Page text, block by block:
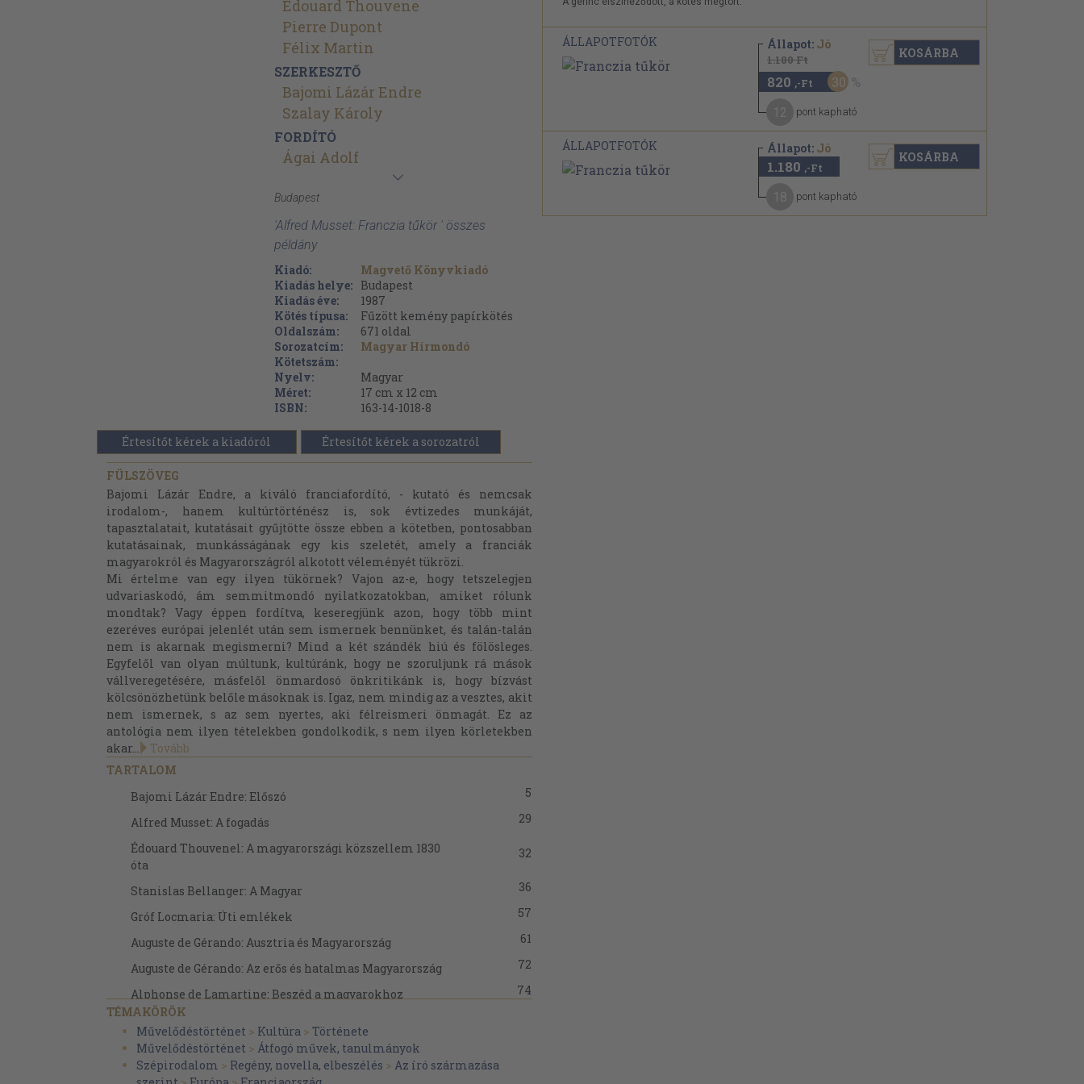
Édouard Thouvene
Pierre Dupont
Félix Martin
SZERKESZTŐ
Bajomi Lázár Endre
Szalay Károly
FORDÍTÓ
Ágai Adolf
Budapest
'Alfred Musset: Franczia tűkör ' összes
példány
Kiadó:
Magvető Könyvkiadó
Kiadás helye: Budapest
Kiadás éve:
1987
Kötés típusa:
Fűzött kemény papírkötés
Oldalszám:
671 oldal
Sorozatcím:
Magyar Hírmondó
Kötetszám:
Nyelv:
Magyar
Méret:
17 cm x 12 cm
ISBN:
163-14-1018-8
Értesítőt kérek a kiadóról Értesítőt kérek a sorozatról
FÜLSZÖVEG
Bajomi Lázár Endre, a kiváló franciafordító, - kutató és nemcsak
irodalom-, hanem kultúrtörténész is, sok évtizedes munkáját,
tapasztalatait, kutatásait gyűjtötte össze ebben a kötetben, pontosabban
kutatásainak, munkásságának egy kis szeletét, amely a franciák
magyarokról és Magyarországról alkotott véleményét tükrözi.
Mi értelme van egy ilyen tükörnek? Vajon az-e, hogy tetszelegjen
udvariaskodó, ám semmitmondó nyilatkozatokban, amiket rólunk
mondtak? Vagy éppen fordítva, keseregjünk azon, hogy több mint
ezeréves európai jelenlét után sem ismernek bennünket, és talán-talán
nem is akarnak megismerni? Mind a két szándék hiú és fölösleges.
Egyfelől van olyan múltunk, kultúránk, hogy ne szoruljunk rá mások
vállveregetésére, másfelől önmardosó önkritikánk is, hogy bízvást
kölcsönözhetünk belőle másoknak is. Igaz, nem mindig az a vesztes, akit
nem ismernek, s az sem nyertes, aki félreismeri önmagát. Ez az
antológia nem ilyen tételekben gondolkodik, s nem ilyen körletekben
akar...
Tovább
TARTALOM
Bajomi Lázár Endre: Előszó
5
Alfred Musset: A fogadás
29
Édouard Thouvenel: A magyarországi közszellem 1830
óta
32
Stanislas Bellanger: A Magyar
36
Gróf Locmaria: Úti emlékek
57
Auguste de Gérando: Ausztria és Magyarország
61
Auguste de Gérando: Az erős és hatalmas Magyarország
72
Alphonse de Lamartine: Beszéd a magyarokhoz
74
X. Testvéri felhívás
Pierre Dupont: Hurrá! A holtak gyorsak!
Pierre Dupont: (A forradalom bukása után)
TÉMAKÖRÖK
Művelődéstörténet > Kultúra > Története
Művelődéstörténet > Átfogó művek, tanulmányok
Szépirodalom > Regény, novella, elbeszélés > Az író származása
ÁLLAPOTFOTÓK Állapot: Jó
1.180 Ft
820 ,-Ft 30
pont kapható
KOSÁRBA
ÁLLAPOTFOTÓK Állapot: Jó
1.180 ,-Ft
pont kapható
KOSÁRBA